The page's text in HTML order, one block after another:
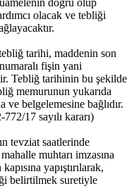
olacak ve tebliği
tarihi, maddenin son
fişin yani
Tebliğ tarihinin bu şekilde
memurunun yukarıda
ve belgelemesine bağlıdır.
17 sayılı kararı)
tevziat saatlerinde
muhtarı imzasına
yapıştırılarak,
belirtilmek suretiyle